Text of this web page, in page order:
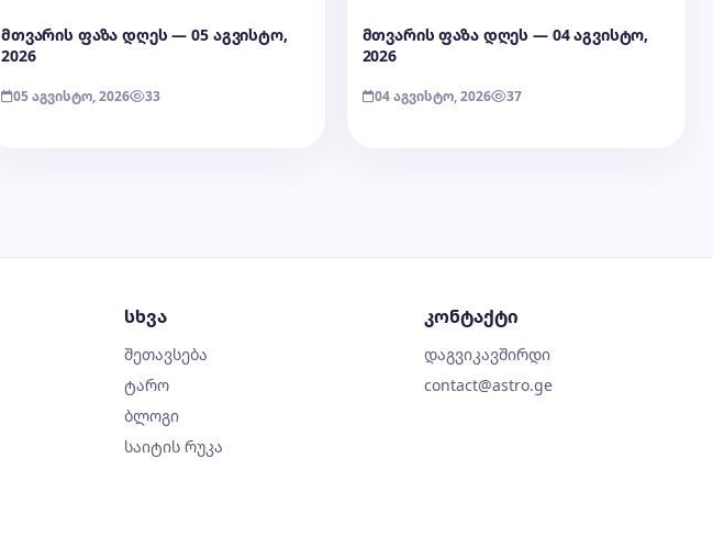
მთვარის ფაზა დღეს — 05 აგვისტო,
2026
05 აგვისტო, 2026 33
მთვარის ფაზა დღეს — 04 აგვისტო,
2026
04 აგვისტო, 2026 37
სხვა
შეთავსება
ტარო
ბლოგი
საიტის რუკა
კონტაქტი
დაგვიკავშირდი
contact@astro.ge